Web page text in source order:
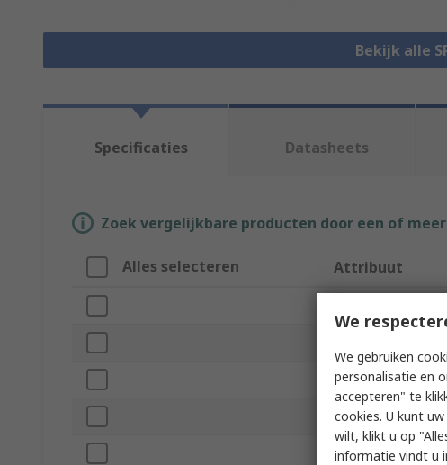
Bekijk alle
Specificaties Datasheets
Zoek vergelijkbare producten door een of
Alles selecteren Attribuut
Product Type
Number of Words
Number of Bits
We
We gebruiken
personalisatie en
accepteren" te
cookies. U kunt
wilt, klikt u op
informatie vindt u